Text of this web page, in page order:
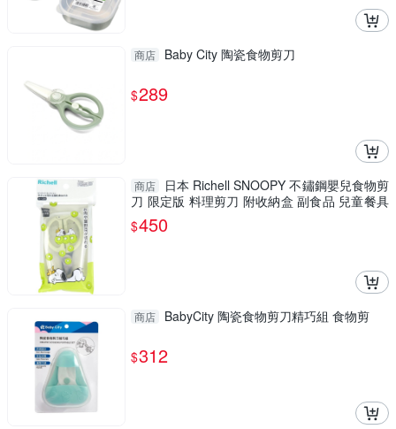
商店 Baby City 陶瓷食物剪刀
$289
商店
日本 Richell SNOOPY 不鏽鋼嬰兒食物剪
刀 限定版 料理剪刀 附收納盒 副食品 兒童餐具
【南風百貨】
$450
商店 BabyCity 陶瓷食物剪刀精巧組 食物剪
$312